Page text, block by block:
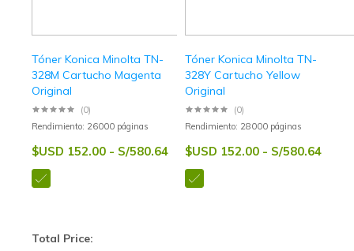
Tóner Konica Minolta TN-
328M Cartucho Magenta
Original
(0)
Rendimiento: 26000 páginas
$USD 152.00 - S/580.64
Tóner Konica Minolta TN-
328Y Cartucho Yellow
Original
(0)
Rendimiento: 28000 páginas
$USD 152.00 - S/580.64
Total Price: